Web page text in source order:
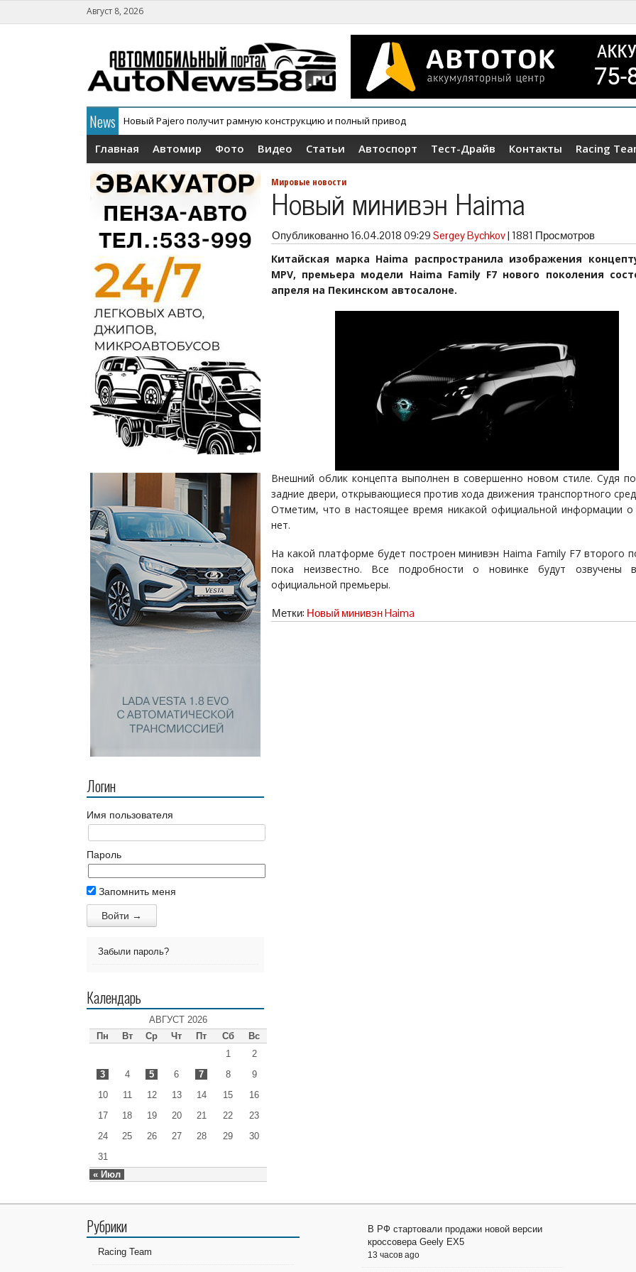
Август 8, 2026
News
Новый Pajero получит рамную конструкцию и полный привод
В России официально дебютировал кроссовер Wey V9X
Главная Автомир Фото Видео Статьи Автоспорт Тест-Драйв Контакты Racing
Логин
Имя пользователя
Пароль
Запомнить меня
Забыли пароль?
Календарь
АВГУСТ 2026
Пн
Вт Ср Чт Пт Сб Вс
« Июл
1
2
3
4 5 6 7 8
9
10
11 12 13 14 15
16
17
18 19 20 21 22
23
24
25 26 27 28 29
30
31
Мировые новости
Новый минивэн Haima
Опубликованно 16.04.2018 09:29 Sergey Bychkov| 1881 Просмотров
Китайская марка Haima распространила изображения
MPV, премьера модели Haima Family F7 нового поколения
апреля на Пекинском автосалоне.
Внешний облик концепта выполнен в совершенно новом стиле. Судя
задние двери, открывающиеся против хода движения транспортного
Отметим, что в настоящее время никакой официальной информации о
нет.
На какой платформе будет построен минивэн Haima Family F7 второго
пока неизвестно. Все подробности о новинке будут озвучены
официальной премьеры.
Метки: Новый минивэн Haima
Рубрики
Racing Team
В РФ стартовали продажи новой версии
кроссовера Geely EX5
13 часов ago